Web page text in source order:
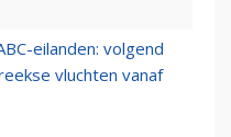
eilanden: volgend
vluchten vanaf